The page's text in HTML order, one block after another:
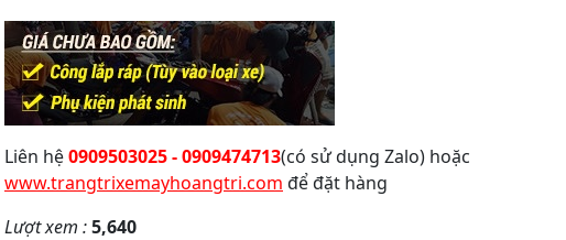
Liên hệ0909503025 - 0909474713(có sử dụng Zalo) hoặc
www.trangtrixemayhoangtri.com để đặt hàng
Lượt xem :5,640